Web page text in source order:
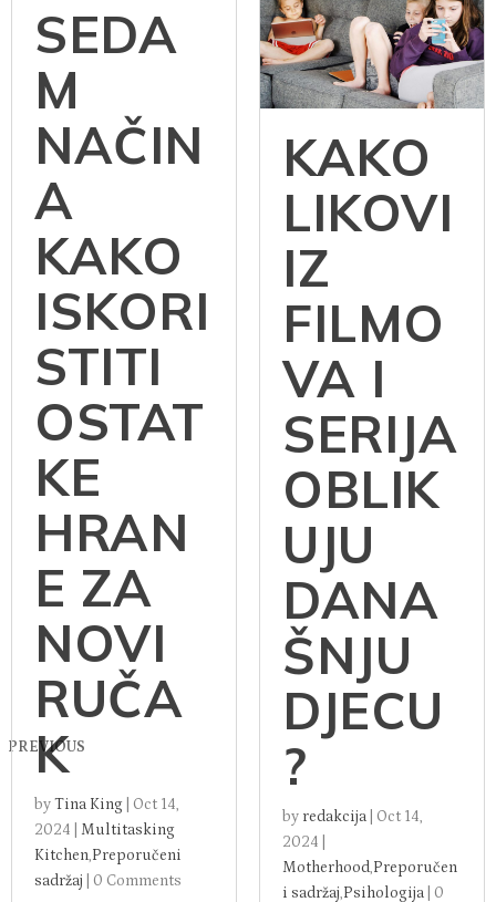
PREVIOUS
SEDA
M
NAČIN
A
KAKO
ISKORI
STITI
OSTAT
KE
HRAN
E ZA
NOVI
RUČA
K
byTina King
Oct 14,
2024
Multitasking
Kitchen,Preporučeni
sadržaj
0 Comments
KAKO
LIKOVI
IZ
FILMO
VA I
SERIJA
OBLIK
UJU
DANA
ŠNJU
DJECU
?
by redakcija
Oct 14,
2024
Motherhood,Preporučen
i sadržaj,Psihologija 0